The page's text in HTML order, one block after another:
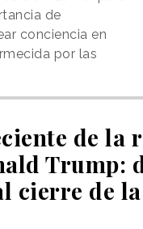
de
conciencia en
por las
de la
Trump:
cierre de